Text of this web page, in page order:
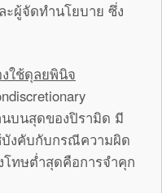
ผู้จัดทำนโยบาย ซึ่ง
ใช้ดุลยพินิจ
นบนสุดของปิรามิด มี
งคับกับกรณีความผิด
ทษต่ำสุดคือการจำคุก